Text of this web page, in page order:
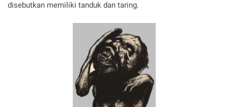
disebutkan memiliki tanduk dan taring.